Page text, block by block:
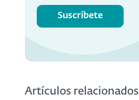
Suscríbete
Artículos relacionados